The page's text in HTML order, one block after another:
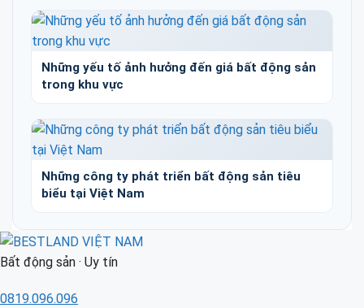
Những yếu tố ảnh hưởng đến giá bất động sản
trong khu vực
Những công ty phát triển bất động sản tiêu
biểu tại Việt Nam
Bất động sản · Uy tín
0819.096.096